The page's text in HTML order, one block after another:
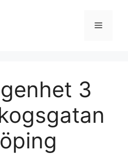
Meny
3